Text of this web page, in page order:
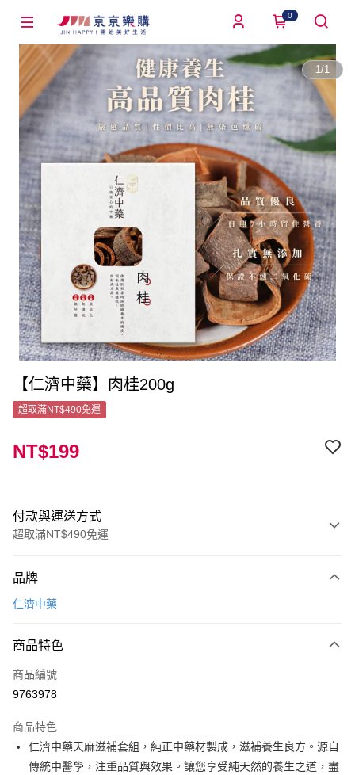
0
1/1
【仁濟中藥】肉桂200g
超取滿NT$490免運
NT$199
付款與運送方式
超取滿NT$490免運
信用卡一次付款
LINE Pay
Apple Pay
全盈+PAY
ATM付款
品牌
仁濟中藥
商品特色
商品編號
9763978
商品特色
仁濟中藥天麻滋補套組，純正中藥材製成，滋補養生良方。源自
傳統中醫學，注重品質與效果。讓您享受純天然的養生之道，盡